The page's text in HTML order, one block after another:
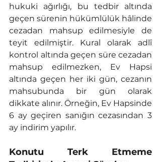
hukuki ağırlığı, bu tedbir altında
geçen sürenin hükümlülük hâlinde
cezadan mahsup edilmesiyle de
teyit edilmiştir. Kural olarak adlî
kontrol altında geçen süre cezadan
mahsup edilmezken, Ev Hapsi
altında geçen her iki gün, cezanın
mahsubunda bir gün olarak
dikkate alınır. Örneğin, Ev Hapsinde
6 ay geçiren sanığın cezasından 3
ay indirim yapılır.
Konutu Terk Etmeme